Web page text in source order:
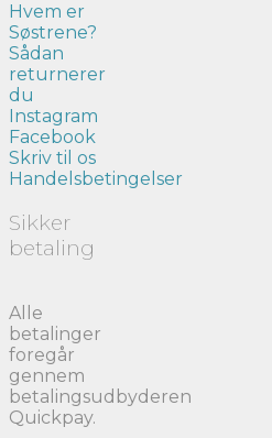
Hvem er
Søstrene?
Sådan
returnerer
du
Instagram
Facebook
Skriv til os
Handelsbetingelser
Sikker
betaling
Alle
betalinger
foregår
gennem
betalingsudbyderen
Quickpay.